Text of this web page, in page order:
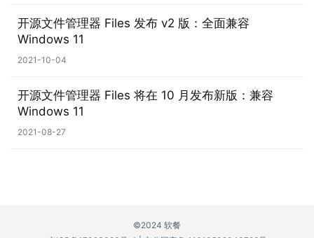
件
安
苹
果
开源文件管理器 Files 发布 v2 版：全面兼容
Windows 11
2021-10-04
开源文件管理器 Files 将在 10 月发布新版：兼容
Windows 11
2021-08-27
©2024 软餐